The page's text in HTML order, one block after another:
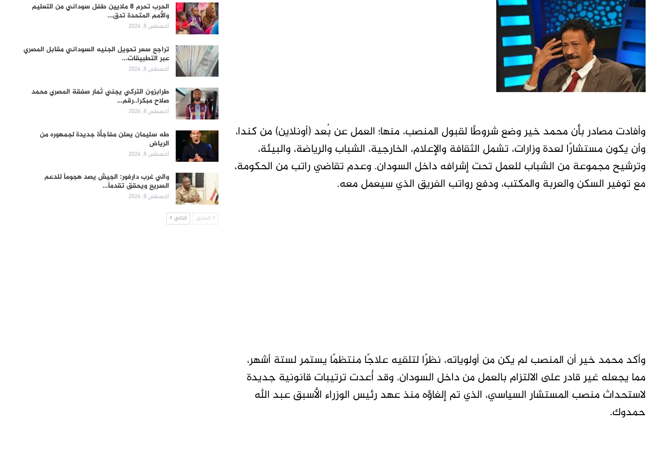
وأفادت مصادر بأن محمد خير وضع شروطًا لقبول المنصب، منها؛ العمل عن بُعد (أونلاين) من كندا،
وأن يكون مستشارًا لعدة وزارات، تشمل الثقافة والإعلام، الخارجية، الشباب والرياضة، والبيئة،
وترشيح مجموعة من الشباب للعمل تحت إشرافه داخل السودان. وعدم تقاضي راتب من الحكومة،
مع توفير السكن والعربة والمكتب، ودفع رواتب الفريق الذي سيعمل معه.
وأكد محمد خير أن المنصب لم يكن من أولوياته، نظرًا لتلقيه علاجًا منتظمًا يستمر لستة أشهر،
مما يجعله غير قادر على الالتزام بالعمل من داخل السودان. وقد أُعدت ترتيبات قانونية جديدة
لاستحداث منصب المستشار السياسي، الذي تم إلغاؤه منذ عهد رئيس الوزراء الأسبق عبد الله
حمدوك.
الحرب تحرم 8 ملايين طفل سوداني من التعليم
والأمم المتحدة تدق…
أغسطس 8, 2026
تراجع سعر تحويل الجنيه السوداني مقابل المصري
عبر التطبيقات…
أغسطس 8, 2026
طرابزون التركي يجني ثمار صفقة المصري محمد
صلاح مبكرا..رقم…
أغسطس 8, 2026
طه سليمان يعلن مفاجأة جديدة لجمهوره من
الرياض
أغسطس 8, 2026
والي غرب دارفور: الجيش يصد هجوماً للدعم
السريع ويحقق تقدماً…
أغسطس 8, 2026
السابق التالي